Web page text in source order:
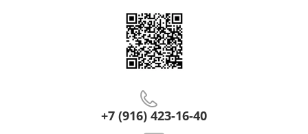
+7 (916) 423-16-40